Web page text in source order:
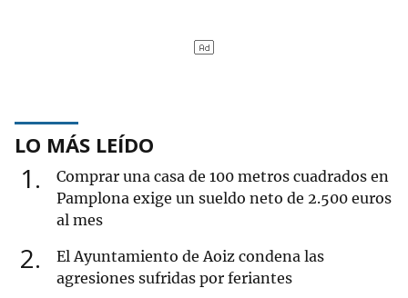
LO MÁS LEÍDO
1
Comprar una casa de 100 metros cuadrados en
Pamplona exige un sueldo neto de 2.500 euros
al mes
2
El Ayuntamiento de Aoiz condena las
agresiones sufridas por feriantes